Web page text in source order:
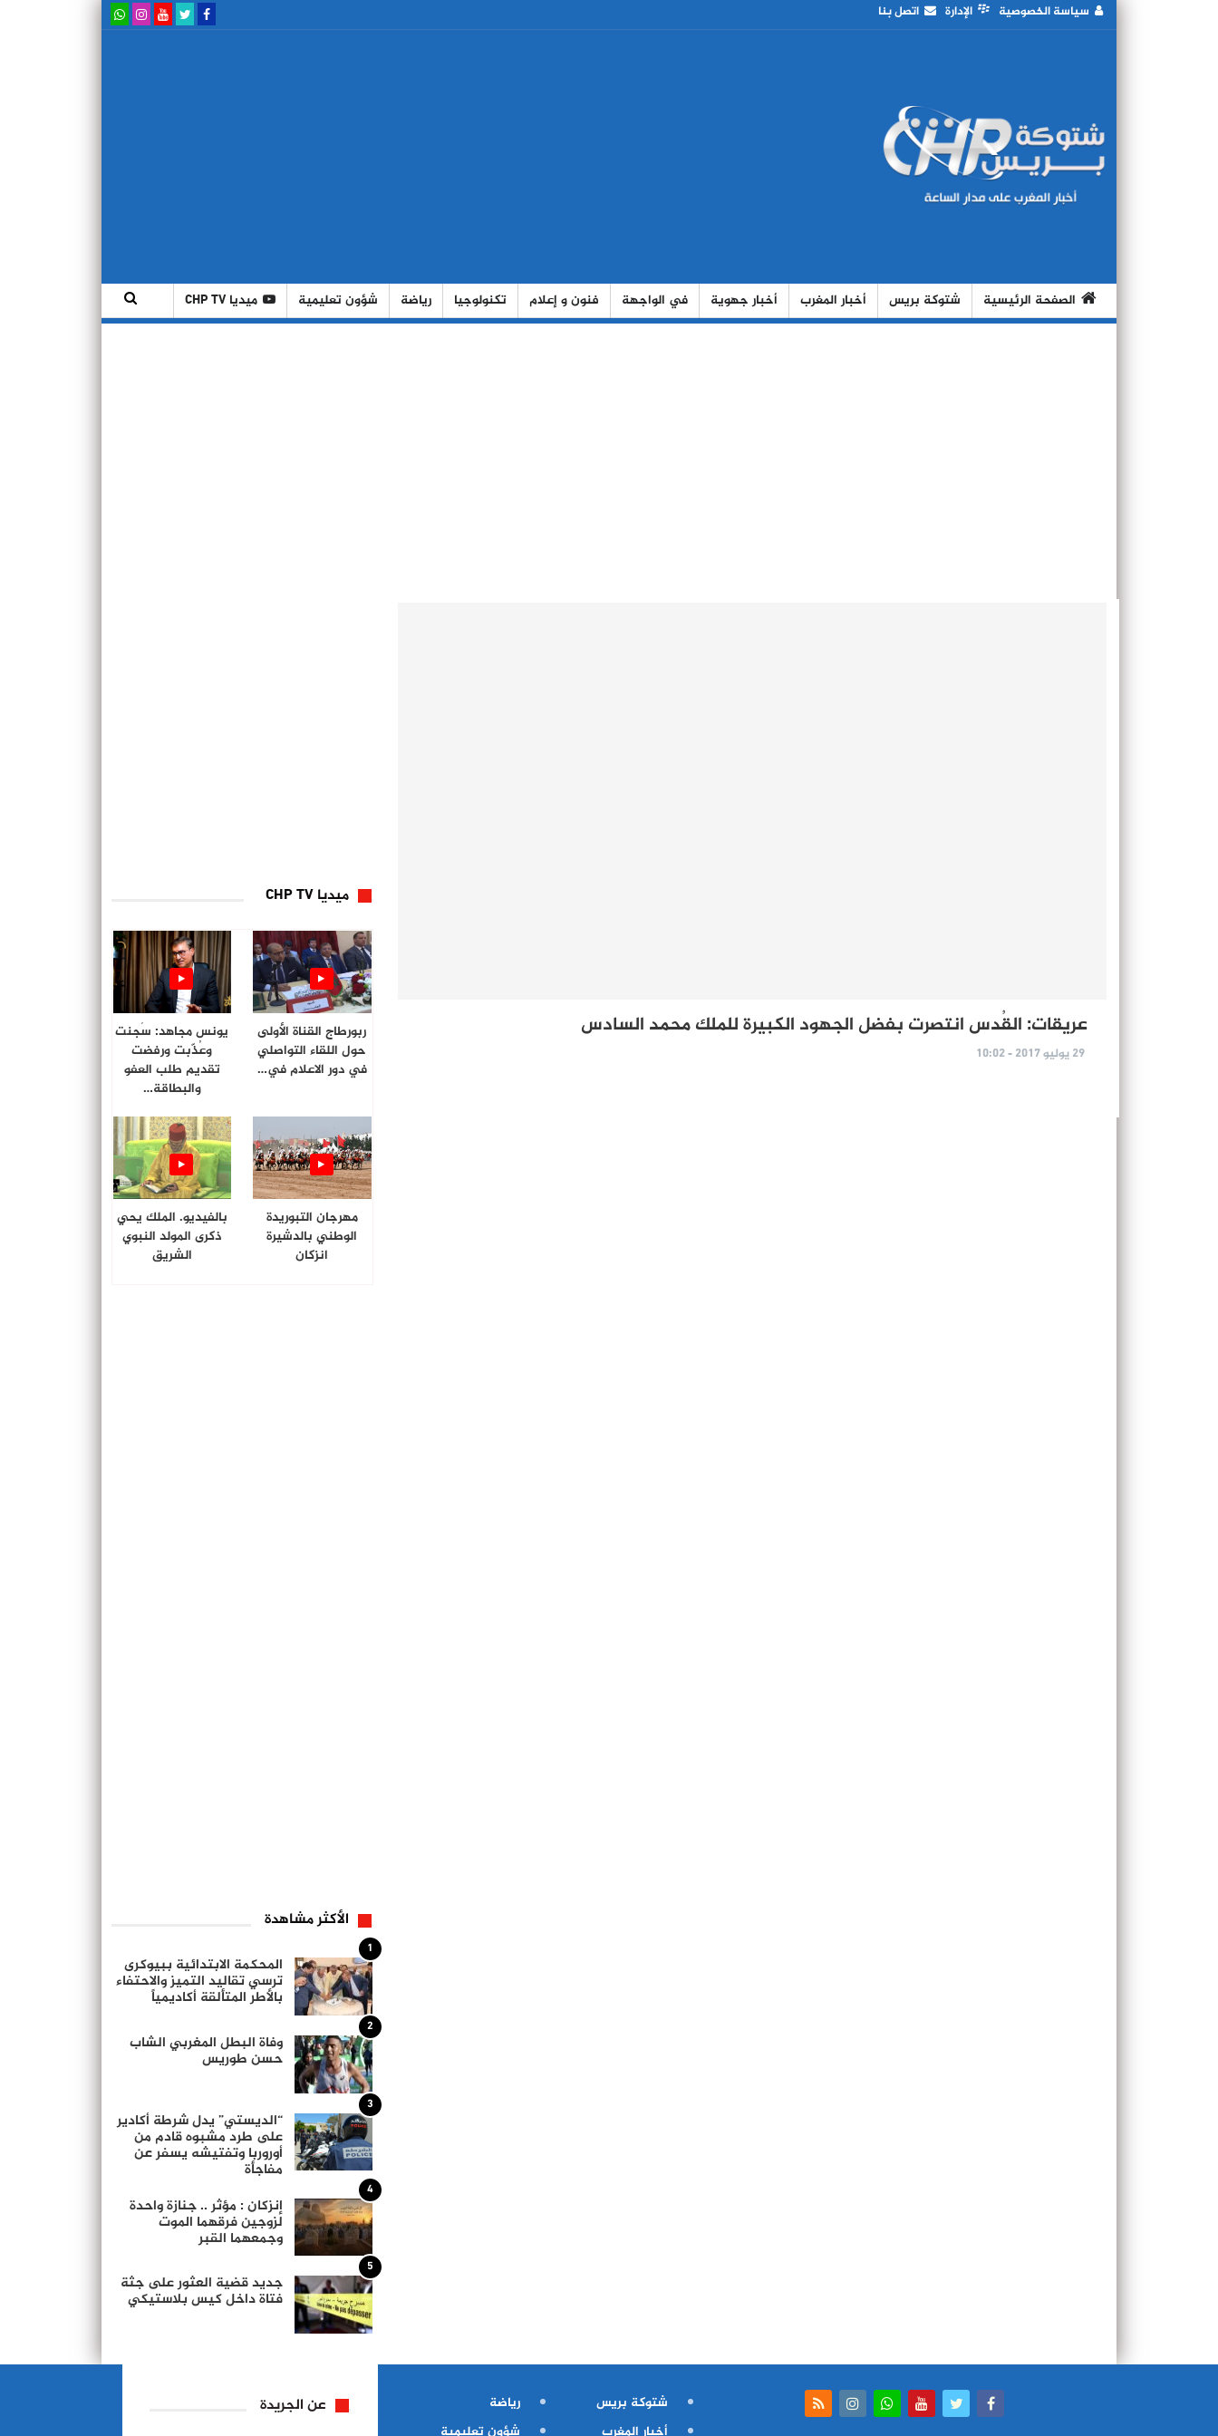
سياسة الخصوصية الإدارة اتصل بنا
الصفحة الرئيسية شتوكة بريس أخبار المغرب أخبار جهوية في الواجهة فنون و إعلام تكنولوجيا رياضة شؤون تعليمية ميديا CHP TV
عريقات: القُدس انتصرت بفضل الجهود الكبيرة للملك محمد السادس
29 يوليو 2017 - 10:02
ميديا CHP TV
ربورطاج القناة الأولى
حول اللقاء التواصلي
في دور الاعلام في…
يونس مجاهد: سُجنت
وعُذّبت ورفضت
تقديم طلب العفو
والبطاقة…
مهرجان التبوريدة
الوطني بالدشيرة
انزكان
بالفيديو. الملك يحي
ذكرى المولد النبوي
الشريق
الأكثر مشاهدة
1
المحكمة الابتدائية ببيوكرى
ترسي تقاليد التميز والاحتفاء
بالأطر المتألقة أكاديمياً
2
وفاة البطل المغربي الشاب
حسن طوريس
3
“الديستي” يدل شرطة أكادير
على طرد مشبوه قادم من
أوروربا وتفتيشه يسفر عن
مفاجأة
4
إنزكان : مؤثر .. جنازة واحدة
لزوجين فرقهما الموت
وجمعهما القبر
5
جديد قضية العثور على جثة
فتاة داخل كيس بلاستيكي
شتوكة بريس
أخبار المغرب
رياضة
شؤون تعليمية
عن الجريدة